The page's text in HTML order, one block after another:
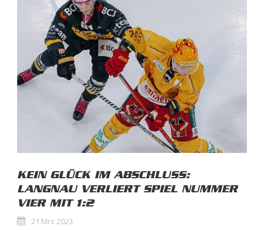
KEIN GLÜCK IM ABSCHLUSS:
LANGNAU VERLIERT SPIEL NUMMER
VIER MIT 1:2
21 Mrz 2023